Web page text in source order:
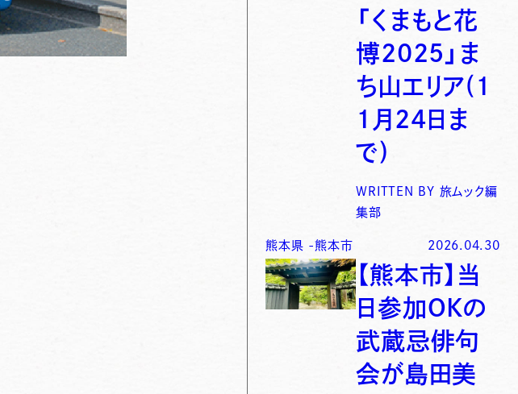
「くまもと花
博2025」ま
ち山エリア(1
1月24日ま
で)
WRITTEN BY 旅ムック編
集部
熊本県 -熊本市 2026.04.30
【熊本市】当
日参加OKの
武蔵忌俳句
会が島田美